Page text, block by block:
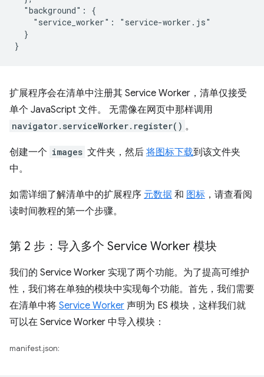
  "background": {
    "service_worker": "service-worker.js"
  }
扩展程序会在清单中注册其 Service Worker，清单仅接受
单个 JavaScript 文件。 无需像在网页中那样调用
navigator.serviceWorker.register() 。
创建一个 images 文件夹，然后 将图标下载到该文件夹
中。
如需详细了解清单中的扩展程序 元数据 和 图标 ，请查看阅
读时间教程的第一个步骤。
第 2 步：导入多个 Service Worker 模块
我们的 Service Worker 实现了两个功能。为了提高可维护
性，我们将在单独的模块中实现每个功能。首先，我们需要
在清单中将 Service Worker 声明为 ES 模块，这样我们就
可以在 Service Worker 中导入模块：
manifest.json: